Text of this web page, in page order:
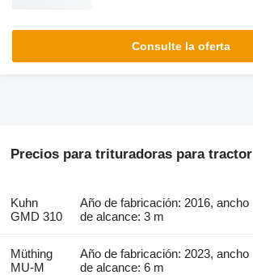
Consulte la oferta
Precios para trituradoras para tractor
Kuhn
GMD 310
Año de fabricación: 2016, ancho
de alcance: 3 m
Müthing
MU-M
Año de fabricación: 2023, ancho
de alcance: 6 m